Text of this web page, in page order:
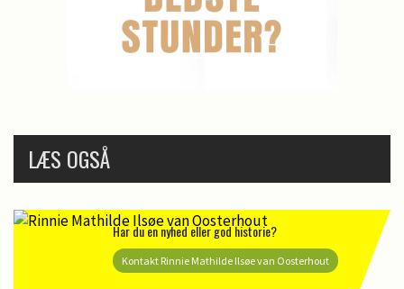
LÆS OGSÅ
Har du en nyhed eller god historie?
Kontakt Rinnie Mathilde Ilsøe van Oosterhout